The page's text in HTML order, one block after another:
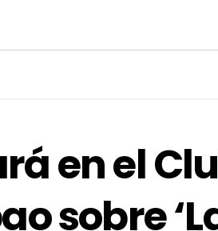
a Madrid en busca del premio
Torería’, una campaña para
en el
sobre